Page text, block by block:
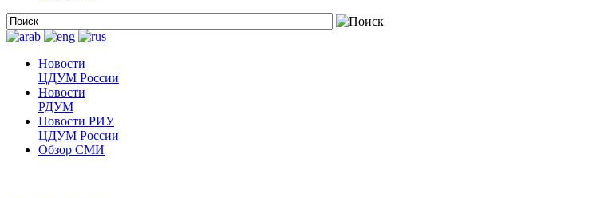
Новости
ЦДУМ России
Новости
РДУМ
Новости РИУ
ЦДУМ России
Обзор СМИ